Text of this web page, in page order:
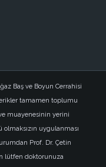
Baş ve Boyun Cerrahisi
tamamen toplumu
muayenesinin yerini
uygulanması
Prof. Dr. Çetin
lütfen doktorunuza